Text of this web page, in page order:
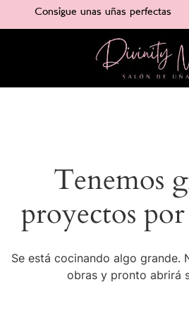
Consigue unas uñas perfectas
Tenemos
proyectos
Se está cocinando algo grande.
obras y pronto abrirá